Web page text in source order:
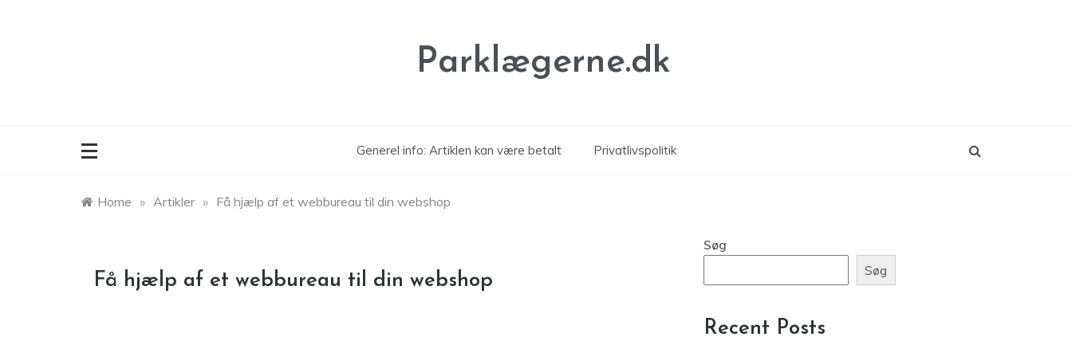
Parklægerne.dk
Generel info: Artiklen kan være betalt Privatlivspolitik
Home » Artikler » Få hjælp af et webbureau til din webshop
Få hjælp af et webbureau til din webshop
Søg
Søg
Recent Posts